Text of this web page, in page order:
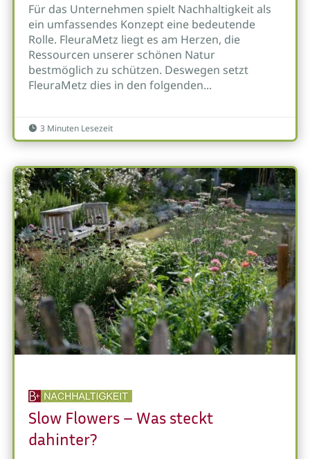
Für das Unternehmen spielt Nachhaltigkeit als
ein umfassendes Konzept eine bedeutende
Rolle. FleuraMetz liegt es am Herzen, die
Ressourcen unserer schönen Natur
bestmöglich zu schützen. Deswegen setzt
FleuraMetz dies in den folgenden...
 3 Minuten Lesezeit
Slow Flowers – Was steckt
dahinter?